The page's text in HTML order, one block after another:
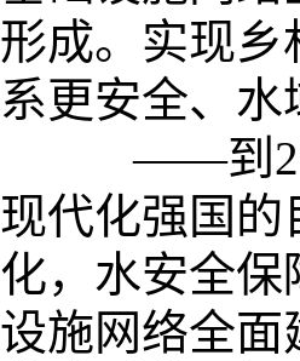
形成。实现乡
系更安全、水
——到
现代化强国
化，水安全
设施网络全